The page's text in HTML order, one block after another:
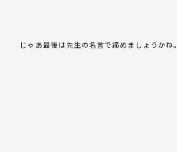
じゃあ最後は先生の名言で締めましょうかね。